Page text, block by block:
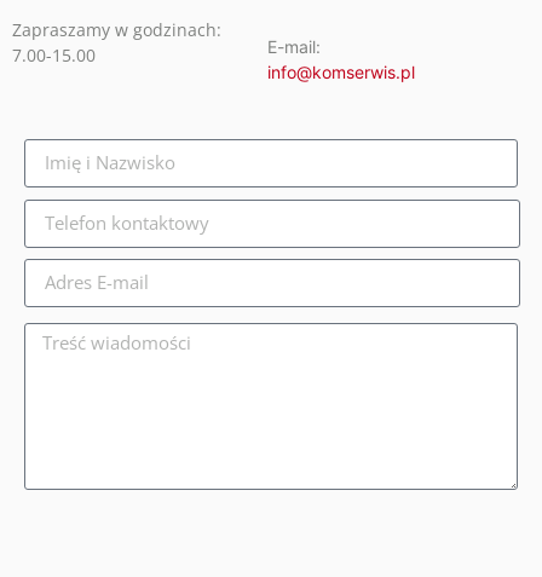
Zapraszamy w godzinach:
7.00-15.00
E-mail:
info@komserwis.pl